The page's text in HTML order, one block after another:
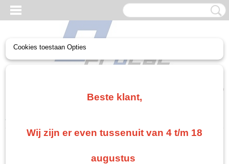
(0)
Home
Cookies toestaan Opties
Beste klant,
Wij zijn er even tussenuit van 4 t/m 18
augustus